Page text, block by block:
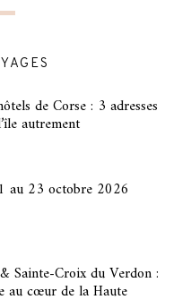
de Corse : 3 adresses
autrement
au 23 octobre 2026
Sainte-Croix du Verdon :
au cœur de la Haute